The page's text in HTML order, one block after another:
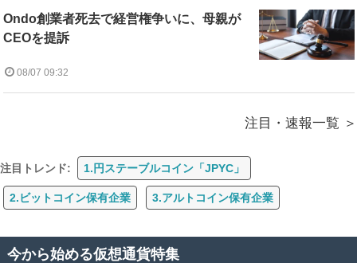
Ondo創業者死去で経営権争いに、母親が
CEOを提訴
08/07 09:32
注目・速報一覧
注目トレンド: 1.円ステーブルコイン「JPYC」
2.ビットコイン保有企業 3.アルトコイン保有企業
今から始める仮想通貨特集